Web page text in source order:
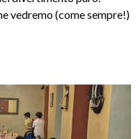
vedremo (come sempre!)